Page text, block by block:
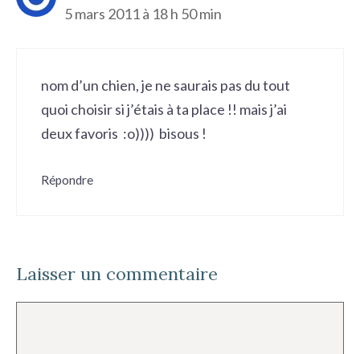
5 mars 2011 à 18 h 50 min
nom d’un chien, je ne saurais pas du tout
quoi choisir si j’étais à ta place !! mais j’ai
deux favoris :o)))) bisous !
Répondre
Laisser un commentaire